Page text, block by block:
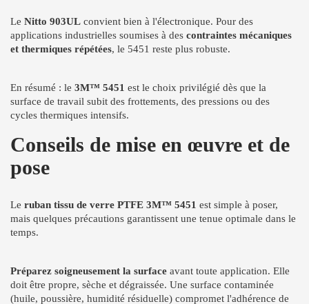
Le Nitto 903UL convient bien à l'électronique. Pour des
applications industrielles soumises à des contraintes mécaniques
et thermiques répétées, le 5451 reste plus robuste.
En résumé : le 3M™ 5451 est le choix privilégié dès que la
surface de travail subit des frottements, des pressions ou des
cycles thermiques intensifs.
Conseils de mise en œuvre et de
pose
Le ruban tissu de verre PTFE 3M™ 5451 est simple à poser,
mais quelques précautions garantissent une tenue optimale dans le
temps.
Préparez soigneusement la surface avant toute application. Elle
doit être propre, sèche et dégraissée. Une surface contaminée
(huile, poussière, humidité résiduelle) compromet l'adhérence de